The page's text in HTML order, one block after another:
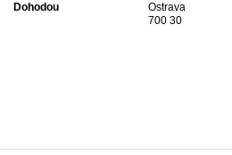
Dohodou
Ostrava
700 30